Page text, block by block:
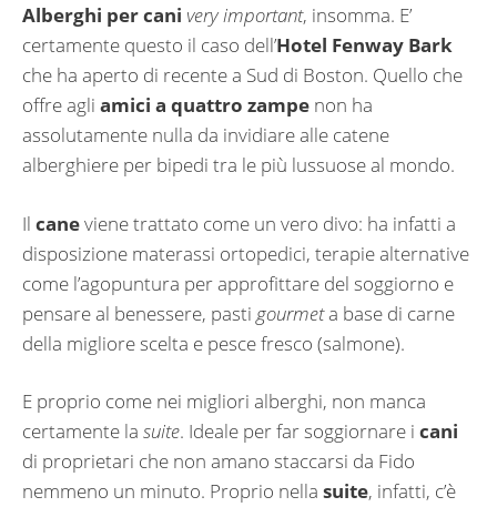
Alberghi per cani very important, insomma. E’
certamente questo il caso dell’Hotel Fenway Bark
che ha aperto di recente a Sud di Boston. Quello che
offre agli amici a quattro zampe non ha
assolutamente nulla da invidiare alle catene
alberghiere per bipedi tra le più lussuose al mondo.
Il caneviene trattato come un vero divo: ha infatti a
disposizione materassi ortopedici, terapie alternative
come l’agopuntura per approfittare del soggiorno e
pensare al benessere, pasti gourmeta base di carne
della migliore scelta e pesce fresco (salmone).
E proprio come nei migliori alberghi, non manca
certamente la suite. Ideale per far soggiornare i cani
di proprietari che non amano staccarsi da Fido
nemmeno un minuto. Proprio nella suite, infatti, c’è